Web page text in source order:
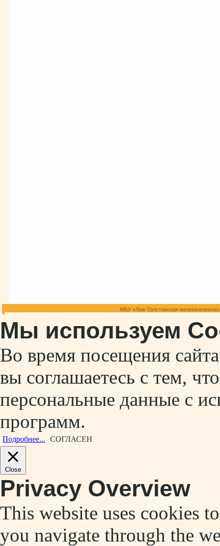
МБУ «Лев-Толстовская
Мы используем
Во время посещения
вы соглашаетесь с тем,
персональные данные с
программ.
Подробнее... СОГЛАСЕН
Close
Privacy Overview
This website uses cookies
you navigate through the